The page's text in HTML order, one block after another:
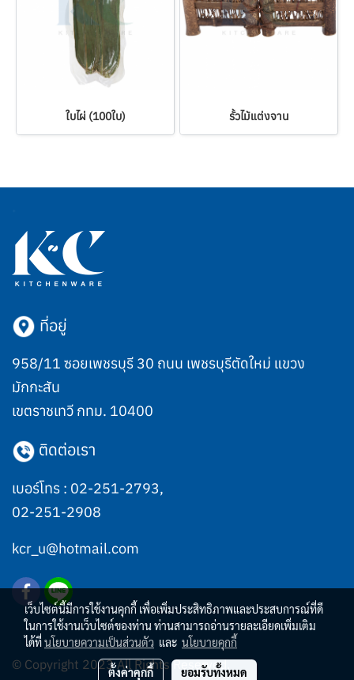
ใบไผ่ (100ใบ) รั้วไม้แต่งจาน
ที่อยู่
958/11 ซอยเพชรบุรี 30 ถนน เพชรบุรีตัดใหม่ แขวง
มักกะสัน
เขตราชเทวี กทม. 10400
ติดต่อเรา
เบอร์โทร : 02-251-2793,
02-251-2908
kcr_u@hotmail.com
© Copyright 2023 All Rights Reserved.
เว็บไซต์นี้มีการใช้งานคุกกี้ เพื่อเพิ่มประสิทธิภาพและประสบการณ์ที่ดี
ในการใช้งานเว็บไซต์ของท่าน ท่านสามารถอ่านรายละเอียดเพิ่มเติม
ได้ที่นโยบายความเป็นส่วนตัว และ นโยบายคุกกี้
ตั้งค่าคุกกี้ ยอมรับทั้งหมด